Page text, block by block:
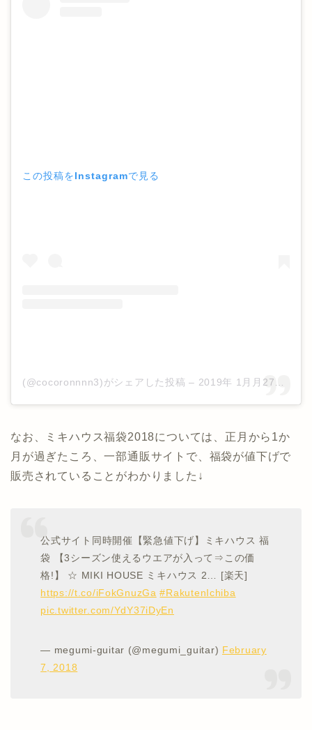
この投稿をInstagramで見る
(@cocoronnnn3)がシェアした投稿 – 2019年 1月月27日午前3時22分PST
なお、ミキハウス福袋2018については、正月から1か
月が過ぎたころ、一部通販サイトで、福袋が値下げで
販売されていることがわかりました↓
公式サイト同時開催【緊急値下げ】ミキハウス 福
袋 【3シーズン使えるウエアが入って⇒この価
格!】 ☆ MIKI HOUSE ミキハウス 2… [楽天]
https://t.co/iFokGnuzGa #RakutenIchiba
pic.twitter.com/YdY37iDyEn
— megumi-guitar (@megumi_guitar) February
7, 2018